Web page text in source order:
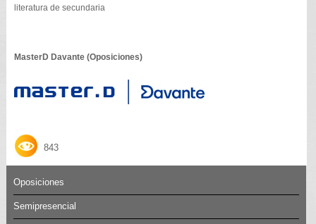
literatura de secundaria
MasterD Davante (Oposiciones)
843
Oposiciones
Semipresencial